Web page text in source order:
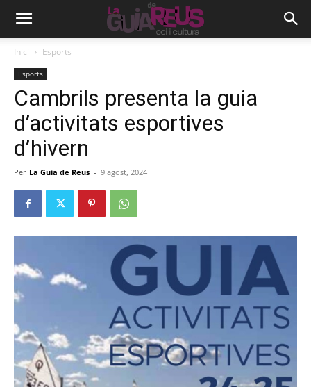
Inici Esports
Esports
Cambrils presenta la guia
d’activitats esportives
d’hivern
Per La Guia de Reus - 9 agost, 2024